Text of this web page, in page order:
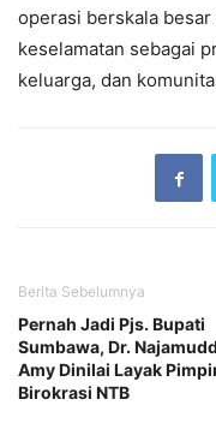
operasi berskala
keselamatan sebagai
keluarga, dan
Berita Sebelumnya
Pernah Jadi Pjs. Bupati
Sumbawa, Dr.
Amy Dinilai Layak
Birokrasi NTB